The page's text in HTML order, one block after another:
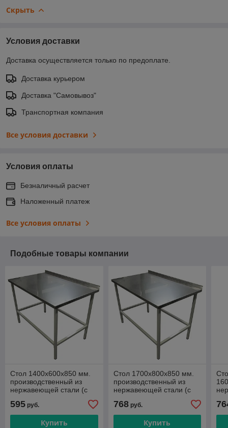
Скрыть
Условия доставки
Доставка осуществляется только по предоплате.
Доставка курьером
Доставка "Самовывоз"
Транспортная компания
Все условия доставки
Условия оплаты
Безналичный расчет
Наложенный платеж
Все условия оплаты
Подобные товары компании
Стол 1400х600х850 мм.
производственный из
нержавеющей стали (с
595 руб.
Купить
Стол 1700х800х850 мм.
производственный из
нержавеющей стали (с
768руб.
Купить